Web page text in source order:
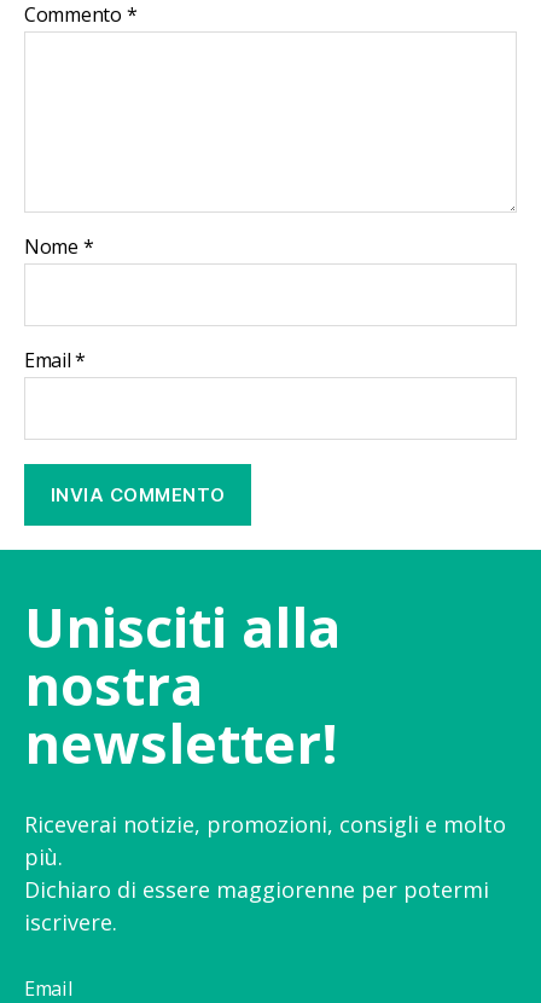
Commento *
Nome *
Email*
Unisciti alla
nostra
newsletter!
Riceverai notizie, promozioni, consigli e molto
più.
Dichiaro di essere maggiorenne per potermi
iscrivere.
Email